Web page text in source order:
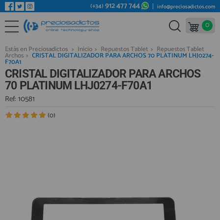
REPUESTOS MÓVILES
REPUESTOS TABLET
REPUESTOS RELOJES INTELIGENTES
REPUESTOS VIDEOCONSOLAS
REPUESTOS MACBOOK
REPUESTOS OTROS DISPOSITIVOS
MÓVILES REACONDICIONADOS
Bienvenid@ otra vez
YA SOY CLIENTE
Recordarme
¿ERES NUEVO?
(+34) 912 477 744 info@preciosadictos.com
0
Estás en Preciosadictos > Inicio > Repuestos Tablet > Repuestos Tablet
Archos > CRISTAL DIGITALIZADOR PARA ARCHOS 70 PLATINUM LHJ0274-
F70A1
CRISTAL DIGITALIZADOR PARA ARCHOS
70 PLATINUM LHJ0274-F70A1
Ref: 10581
(0)